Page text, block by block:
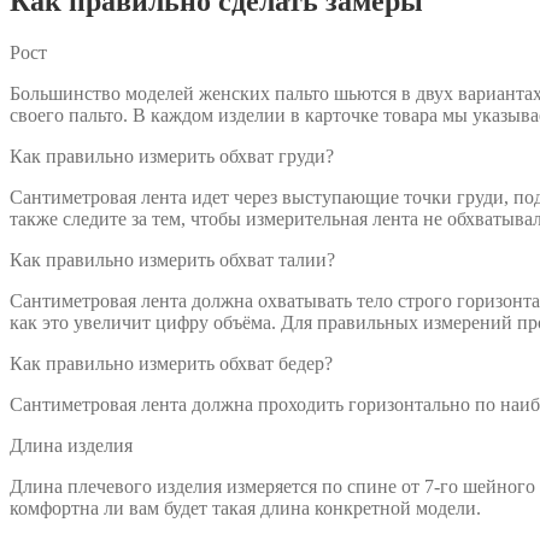
Рост
Большинство моделей женских пальто шьются в двух
своего пальто. В каждом изделии в карточке товара мы
Как правильно измерить обхват груди?
Сантиметровая лента идет через выступающие точки груди,
также следите за тем, чтобы измерительная лента не
Как правильно измерить обхват талии?
Сантиметровая лента должна охватывать тело строго
как это увеличит цифру объёма. Для правильных измерений
Как правильно измерить обхват бедер?
Сантиметровая лента должна проходить горизонтально по
Длина изделия
Длина плечевого изделия измеряется по спине от 7-го
комфортна ли вам будет такая длина конкретной модели.